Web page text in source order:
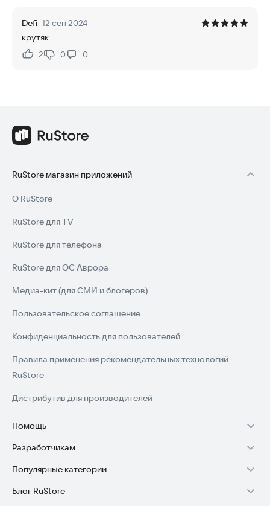
Defi 12 сен 2024
крутяк
Нравится:
2Не нравится:
0 0
RuStore магазин приложений
О RuStore
RuStore для TV
RuStore для телефона
RuStore для ОС Аврора
Медиа-кит (для СМИ и блогеров)
Пользовательское соглашение
Конфиденциальность для пользователей
Правила применения рекомендательных технологий
RuStore
Дистрибутив для производителей
Помощь
Установка RuStore на TV
Установка RuStore на телефон
Установка RuStore в машину
Разработчикам
Зарабатывать с RuStore
Стать разработчиком
Популярные категории
Игры для Android
Блог RuStore